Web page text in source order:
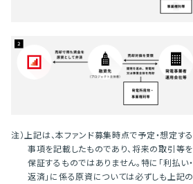
注）上記は、本ファンド募集時点で予定・想定する
事項を記載したものであり、将来の取引等を
保証するものではありません。特に「利払い・
返済」に係る原資については必ずしも上記の